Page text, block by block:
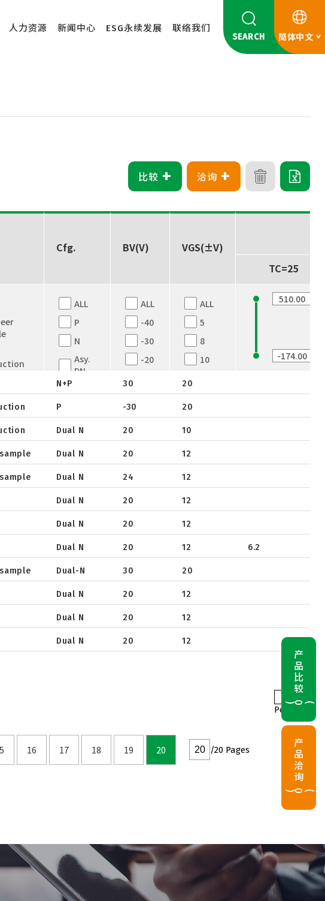
人力资源 新闻中心 ESG永续发展 联络我们
SEARCH 简体中文
比较 + 洽询 +
Cfg. BV(V) VGS(±V)
TC=25
New
ALL
P
N
Asy.
DN
Dual-
N
N+P
Dual
P
Dual-
P
ALL
-40
-30
-20
-8
12
24
25
650
ALL
5
8
10
16
20
N+P 30 20
P -30 20
Dual N 20 10
Dual N 20 12
Dual N 24 12
Dual N 20 12
Dual N 20 12
Dual N 20 12 6.2
Dual-N 30 20
Dual N 20 12
Dual N 20 12
Dual N 20 12
Per Page
16 17 18 19 20 /20 Pages
产品比较
(0)
产品洽询
(0)